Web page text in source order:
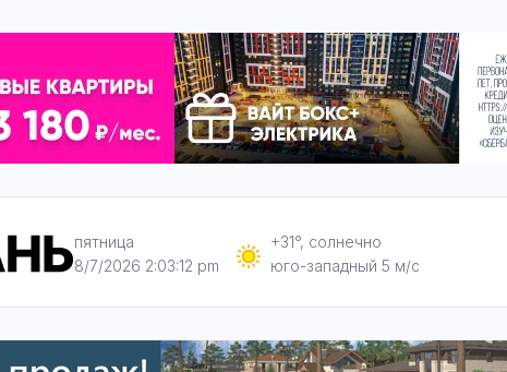
пятница
8/7/2026 2:03:13 pm
+31°, солнечно
юго-западный 5 м/с